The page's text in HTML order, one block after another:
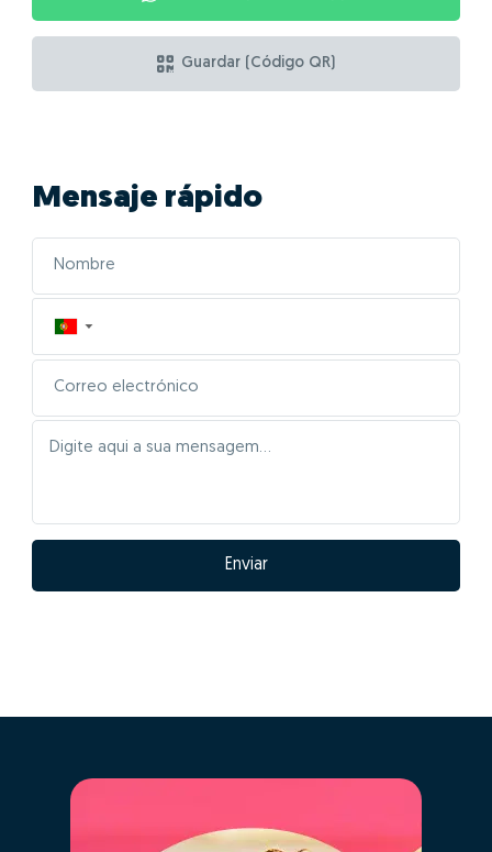
Guardar (Código QR)
Mensaje rápido
▼
Enviar